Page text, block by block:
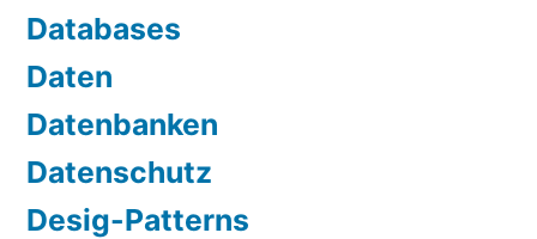
Databases
Daten
Datenbanken
Datenschutz
Desig-Patterns